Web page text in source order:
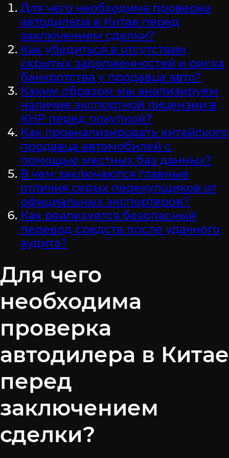
Для чего необходима проверка
автодилера в Китае перед
заключением сделки?
Как убедиться в отсутствии
скрытых задолженностей и риска
банкротства у продавца авто?
Каким образом мы анализируем
наличие экспортной лицензии в
КНР перед покупкой?
Как проанализировать китайского
продавца автомобилей с
помощью местных баз данных?
В чем заключаются главные
отличия серых перекупщиков от
официальных экспортеров?
Как реализуется безопасный
перевод средств после удачного
аудита?
Для чего
необходима
проверка
автодилера в Китае
перед
заключением
сделки?